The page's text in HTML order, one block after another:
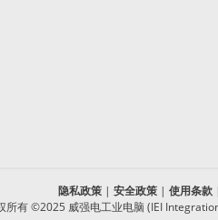
隐私政策| 安全政策| 使用条款|
所有 ©2025 威强电工业电脑 (IEI